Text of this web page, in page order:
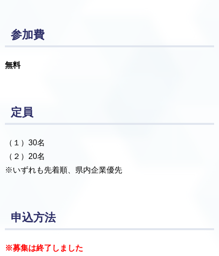
参加費
無料
定員
（１）30名
（２）20名
※いずれも先着順、県内企業優先
申込方法
※募集は終了しました